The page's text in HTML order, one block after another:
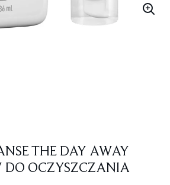
THE DAY AWAY
DO OCZYSZCZANIA